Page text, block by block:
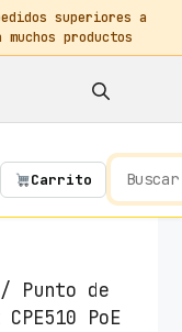
superiores a
productos
Carrito
/ Punto de
PoE